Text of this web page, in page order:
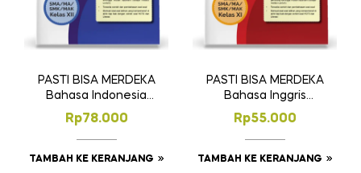
PASTI BISA MERDEKA
Bahasa Indonesia
SMA/MA/SMK/MAK
Kelas XII
Rp78.000
TAMBAH KE KERANJANG
PASTI BISA MERDEKA
Bahasa Inggris
SMA/MA/SMK/MAK
Kelas XI
Rp55.000
TAMBAH KE KERANJANG